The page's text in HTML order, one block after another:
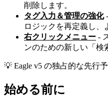
削除します。
タグ入力＆管理の強化-
ロジックを再定義し、
右クリックメニュー -
ンのための新しい「検
💡 Eagle v5 の独占的な先行
始める前に